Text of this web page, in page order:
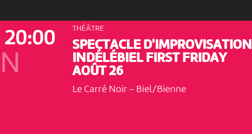
20:00 THÉÂTRE
SPECTACLE D'IMPROVISATION
INDÉLÉBIEL FIRST FRIDAY
AOÛT 26
Le Carré Noir - Biel/Bienne